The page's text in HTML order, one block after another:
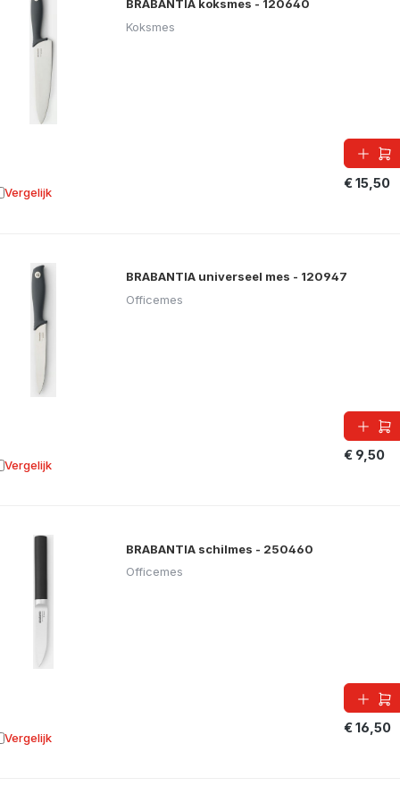
BRABANTIA koksmes - 120640
Koksmes
€ 15,50
Vergelijk aan vergelijking
BRABANTIA universeel mes - 120947
Officemes
€ 9,50
Vergelijk aan vergelijking
BRABANTIA schilmes - 250460
Officemes
€ 16,50
Vergelijk aan vergelijking